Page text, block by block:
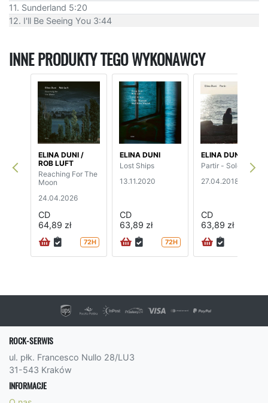
11. Sunderland 5:20
12. I'll Be Seeing You 3:44
INNE PRODUKTY TEGO WYKONAWCY
ELINA DUNI /
ROB LUFT
Reaching For The
Moon
24.04.2026
CD
64,89 zł
72H
ELINA DUNI
Lost Ships
13.11.2020
CD
63,89 zł
72H
ELINA DUNI
Partir - Solo
27.04.2018
CD
63,89 zł
ROCK-SERWIS
ul. płk. Francesco Nullo 28/LU3
31-543 Kraków
INFORMACJE